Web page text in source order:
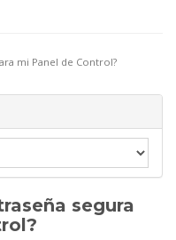
mi Panel de Control?
segura